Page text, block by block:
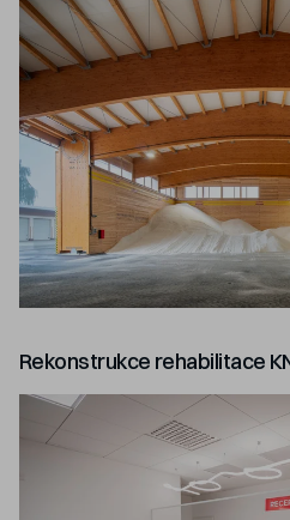
Rekonstrukce rehabilitace